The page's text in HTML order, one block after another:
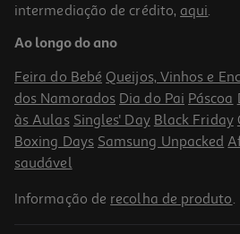
Suporte De Parede Para Tv Qilive Q.1434
11.99 €/un
11,99 €
intermediação de crédito, aqui.
Ao longo do ano
Feira do Bebé Queijos, Vinhos e
dos Namorados Dia do Pai Páscoa
às Aulas Singles' Day Black Friday
Boxing Days Samsung Unpacked
saudável
Informação de recolha de produto.